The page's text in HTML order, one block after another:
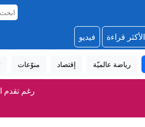
الأكثر قراءة فيديو
رياضة عالميّة إقتصاد منوّعات
رغم تقدم
بعد هجومين